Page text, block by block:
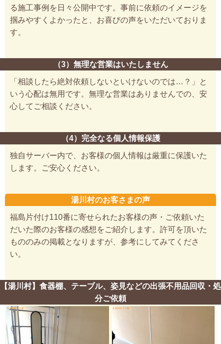
る施工事例を日々公開中です。事前に依頼のイメージを
掴みやすくよかったと、お喜びの声をいただいておりま
す。
（3）無理な営業はいたしません
「相談したら絶対依頼しないといけないのでは…？」と
いう心配は無用です。無理な営業はありませんでの、安
心してご相談ください。
（4）完全なる個人情報保護
独自サーバー内で、お客様の個人情報は厳重に保護いた
します。ご安心ください。
湯川村のお客さまの声
福島片付け110番に寄せられたお客様の声・ご依頼いた
だいた際のお客様の感想をご紹介します。許可を頂いた
もののみの掲載となりますが、参考にしてみてくださ
い。
【湯川村】食器棚、テーブル、姿見などの出張不用品回収・処
分ご依頼